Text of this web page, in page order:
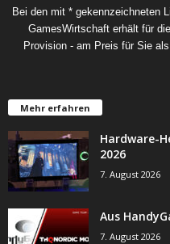
Bei den mit * gekennzeichneten
GamesWirtschaft erhält für
Provision - am Preis für Sie
Mehr erfahren
Hardware-
2026
7. August 2026
Aus
7. August 2026